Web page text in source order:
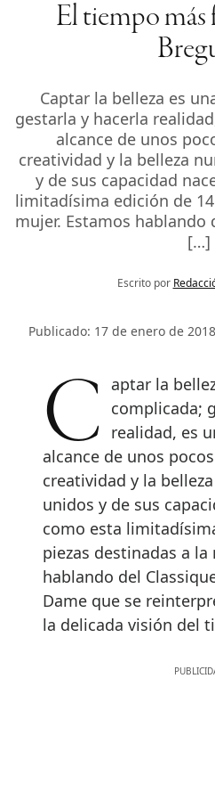
El tiempo
Captar la belleza es
gestarla y hacerla
alcance de unos
creatividad y la belleza
y de sus capacidad
limitadísima edición de
mujer. Estamos hablando
[…]
Escrito por
Publicado: 17 de enero de
Captar la belleza es una tarea
complicada;
realidad, es
alcance de unos
creatividad y la
unidos y de sus
como esta
piezas destinadas a la
hablando del
Dame que se
la delicada visión del